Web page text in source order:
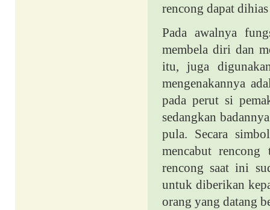
rencong dapat
Pada awalnya
membela diri dan
itu, juga
mengenakannya
pada perut si
sedangkan
pula. Secara
mencabut
rencong saat ini
untuk diberikan
orang yang datang